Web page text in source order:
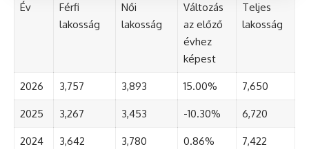
Év
Férfi
lakosság
Női
lakosság
Változás
az előző
évhez
képest
Teljes
lakosság
2026 3,757 3,893 15.00% 7,650
2025 3,267 3,453 -10.30% 6,720
2024 3,642 3,780 0.86% 7,422